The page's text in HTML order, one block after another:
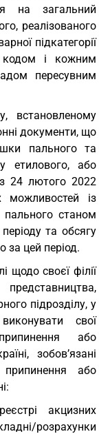
на загальний
реалізованого
підкатегорії
і кожним
пересувним
встановленому
документи, що
пального та
етилового, або
24 лютого 2022
із
станом
та обсягу
за цей період.
щодо своєї філії
підрозділу, у
свої
або
зобов’язані
або
акцизних
розрахунки